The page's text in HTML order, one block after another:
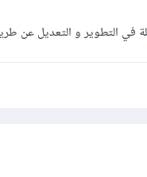
في التطوير و التعديل عن